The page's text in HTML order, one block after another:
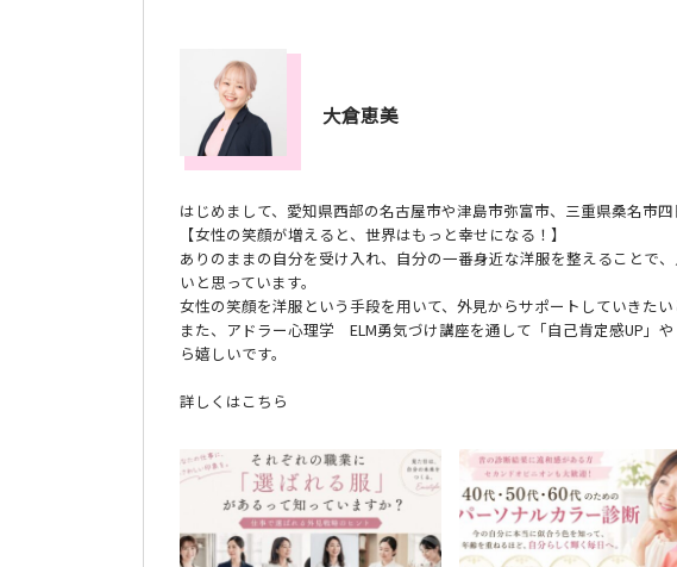
大倉恵美
はじめまして、愛知県西部の名古屋市や津島市弥富市、三重県桑名市四
【女性の笑顔が増えると、世界はもっと幸せになる！】
ありのままの自分を受け入れ、自分の一番身近な洋服を整えることで
いと思っています。
女性の笑顔を洋服という手段を用いて、外見からサポートしていきたい
また、アドラー心理学 ELM勇気づけ講座を通して「自己肯定感UP」
ら嬉しいです。
詳しくはこちら